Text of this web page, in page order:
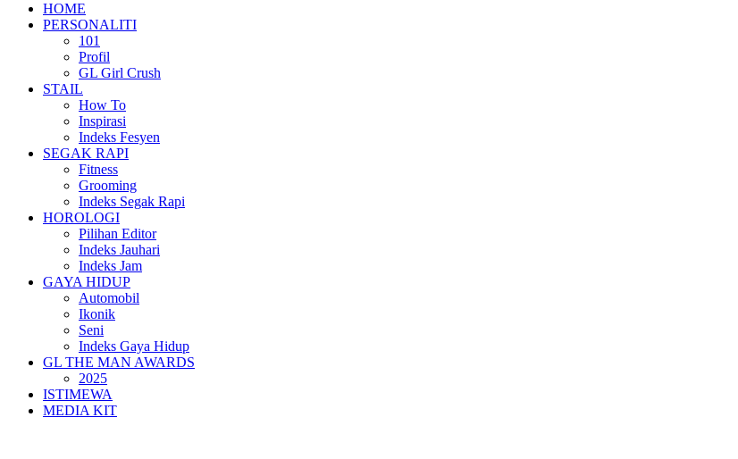
HOME
PERSONALITI
101
Profil
GL Girl Crush
STAIL
How To
Inspirasi
Indeks Fesyen
SEGAK RAPI
Fitness
Grooming
Indeks Segak Rapi
HOROLOGI
Pilihan Editor
Indeks Jauhari
Indeks Jam
GAYA HIDUP
Automobil
Ikonik
Seni
Indeks Gaya Hidup
GL THE MAN AWARDS
2025
ISTIMEWA
MEDIA KIT